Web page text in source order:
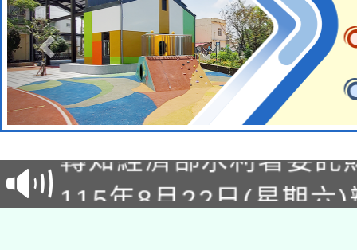
有關大陸委員會函釋公
業技術研究院辦理「
115年8月22日(星期六